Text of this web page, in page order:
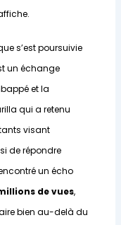
s’est poursuivie
un échange
et la
qui a retenu
visant
de répondre
un écho
de vues,
bien au-delà du